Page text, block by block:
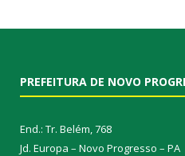
PREFEITURA DE NOVO
End.: Tr. Belém, 768
Jd. Europa – Novo Progresso – PA